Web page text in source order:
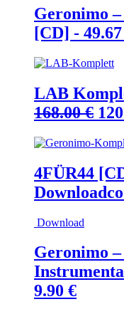
Geronimo
[CD] - 49.67
LAB
168.00€
4FÜR44
Download
Geronimo
9.90 €